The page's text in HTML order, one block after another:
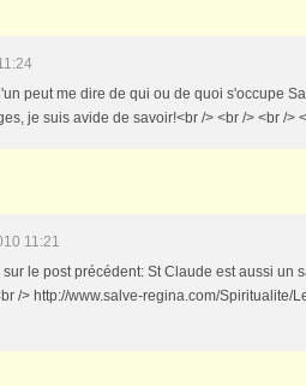
peut me dire de qui ou de quoi s'occupe
je suis avide de savoir!<br /> <br /> <br />
11:21
le post précédent: St Claude est aussi un
/> http://www.salve-regina.com/Spiritualite/